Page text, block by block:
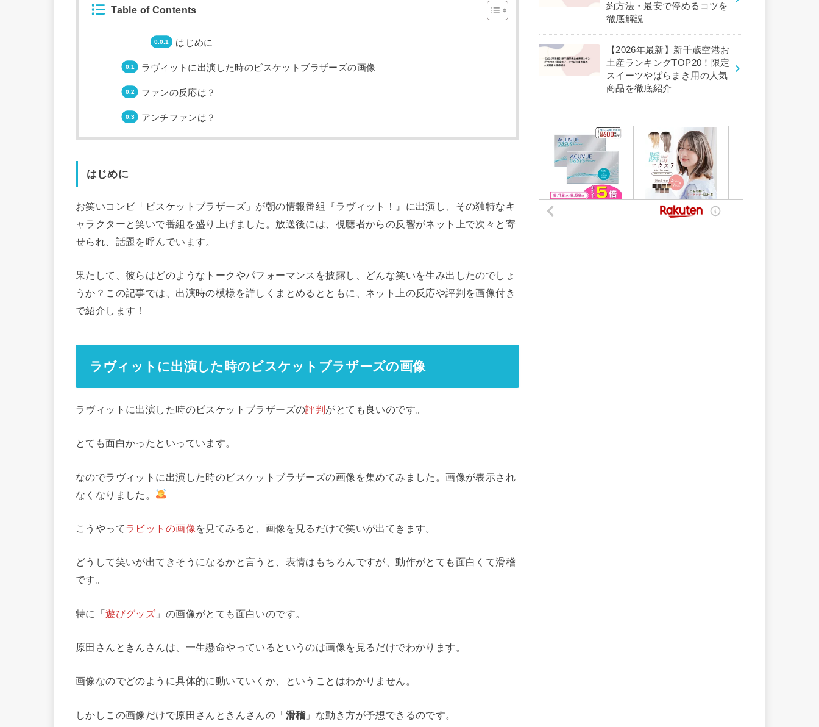
Table of Contents
はじめに
ラヴィットに出演した時のビスケットブラザーズの画像
ファンの反応は？
アンチファンは？
はじめに
お笑いコンビ「ビスケットブラザーズ」が朝の情報番組『ラヴィット！』に出演し、その独特なキ
ャラクターと笑いで番組を盛り上げました。放送後には、視聴者からの反響がネット上で次々と寄
せられ、話題を呼んでいます。
果たして、彼らはどのようなトークやパフォーマンスを披露し、どんな笑いを生み出したのでしょ
うか？この記事では、出演時の模様を詳しくまとめるとともに、ネット上の反応や評判を画像付き
で紹介します！
ラヴィットに出演した時のビスケットブラザーズの画像
ラヴィットに出演した時のビスケットブラザーズの評判がとても良いのです。
とても面白かったといっています。
なのでラヴィットに出演した時のビスケットブラザーズの画像を集めてみました。画像が表示され
なくなりました。
こうやってラビットの画像を見てみると、画像を見るだけで笑いが出てきます。
どうして笑いが出てきそうになるかと言うと、表情はもちろんですが、動作がとても面白くて滑稽
です。
特に「遊びグッズ 」の画像がとても面白いのです。
原田さんときんさんは、一生懸命やっているというのは画像を見るだけでわかります。
画像なのでどのように具体的に動いていくか、ということはわかりません。
しかしこの画像だけで原田さんときんさんの「滑稽」な動き方が予想できるのです。
約方法・最安で停めるコツを
徹底解説
【2026年最新】新千歳空港お
土産ランキングTOP20！限定
スイーツやばらまき用の人気
商品を徹底紹介